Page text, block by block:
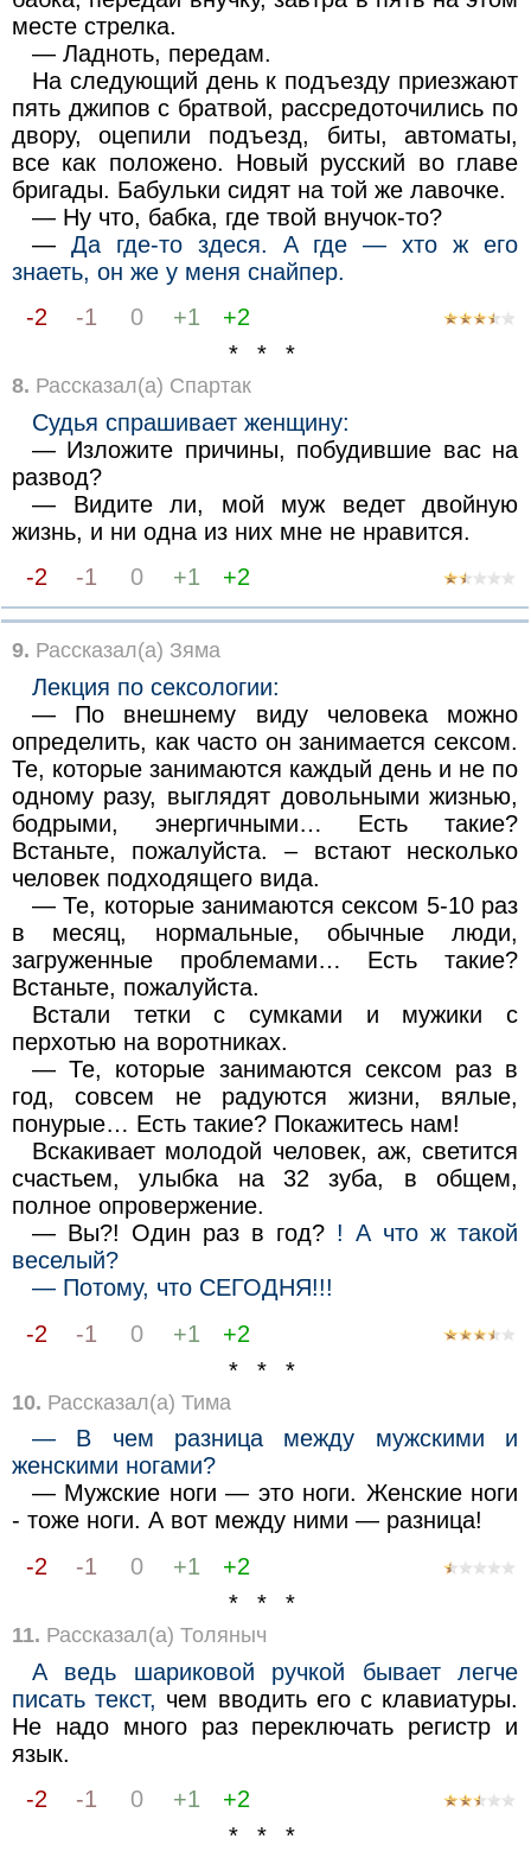
месте стрелка.
— Ладноть, передам.
На следующий день к подъезду приезжают
пять джипов с братвой, рассредоточились по
двору, оцепили подъезд, биты, автоматы,
все как положено. Новый русский во главе
бригады. Бабульки сидят на той же лавочке.
— Ну что, бабка, где твой внучок-то?
— Да где-то здеся. А где — хто ж его
знаеть, он же у меня снайпер.
-2
-1 0 +1
+2
* * *
8. Рассказал(а) Спартак
Судья спрашивает женщину:
— Изложите причины, побудившие вас на
развод?
— Видите ли, мой муж ведет двойную
жизнь, и ни одна из них мне не нравится.
-2
-1 0 +1 +2
9. Рассказал(а) Зяма
Лекция по ceксологии:
— По внешнему виду человека можно
определить, как часто он занимается ceксом.
Те, которые занимаются каждый день и не по
одному разу, выглядят довольными жизнью,
бодрыми, энергичными… Есть такие?
Встаньте, пожалуйста. – встают несколько
человек подходящего вида.
— Те, которые занимаются ceксом 5-10 раз
в месяц, нормальные, обычные люди,
загруженные проблемами… Есть такие?
Встаньте, пожалуйста.
Встали тетки с сумками и мужики с
перхотью на воротниках.
— Те, которые занимаются ceксом раз в
год, совсем не радуются жизни, вялые,
понурые… Есть такие? Покажитесь нам!
Вскакивает молодой человек, аж, светится
счастьем, улыбка на 32 зуба, в общем,
полное опровержение.
— Вы?! Один раз в год? ! А что ж такой
веселый?
— Потому, что СЕГОДНЯ!!!
-2
-1 0 +1
+2
* * *
10. Рассказал(а) Тима
— В чем разница между мужскими и
женскими ногами?
— Мужские ноги — это ноги. Женские ноги
- тоже ноги. А вот между ними — разница!
-2
-1 0 +1
+2
* * *
11. Рассказал(а) Толяныч
А ведь шариковой ручкой бывает легче
писать текст, чем вводить его с клавиатуры.
Не надо много раз переключать регистр и
язык.
-2
-1 0 +1
+2
* * *